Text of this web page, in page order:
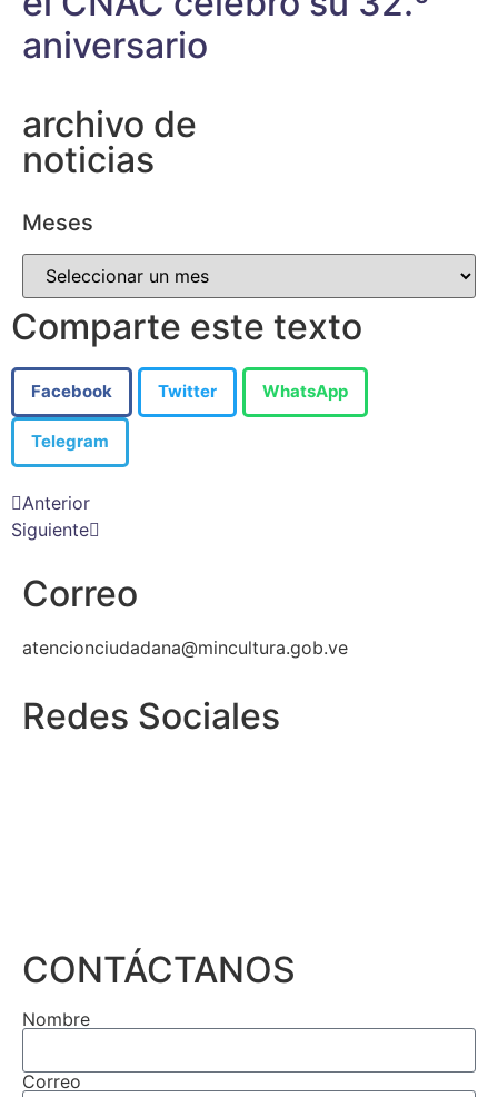
aniversario
archivo de
noticias
Meses
Comparte este texto
Facebook Twitter WhatsApp
Telegram
Anterior
Siguiente
Correo
atencionciudadana@mincultura.gob.ve
Redes Sociales
CONTÁCTANOS
Nombre
Correo